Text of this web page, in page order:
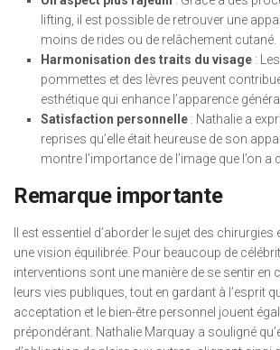
lifting, il est possible de retrouver une
moins de rides ou de relâchement cutané.
Harmonisation des traits du visage :
pommettes et des lèvres peuvent
esthétique qui enhance l’apparence
Satisfaction personnelle : Nathalie a
reprises qu’elle était heureuse de son
montre l’importance de l’image que l’on a
Remarque importante
Il est essentiel d’aborder le sujet des chirurgies
une vision équilibrée. Pour beaucoup de
interventions sont une manière de se sentir en
leurs vies publiques, tout en gardant à l’esprit
acceptation et le bien-être personnel jouent
prépondérant. Nathalie Marquay a souligné